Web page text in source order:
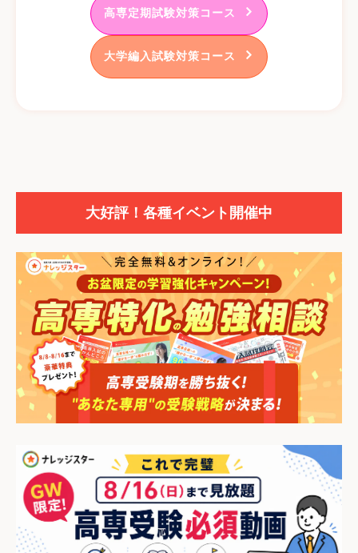
高専定期試験対策コース
大学編入試験対策コース
大好評！各種イベント開催中